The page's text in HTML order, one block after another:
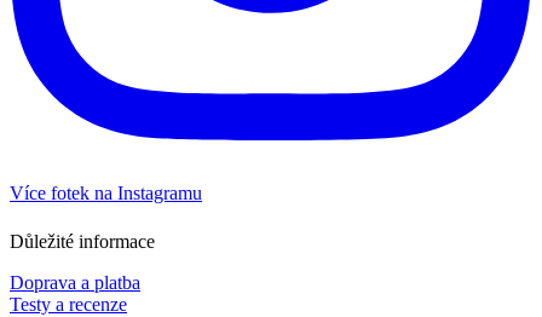
Více fotek na Instagramu
Důležité informace
Doprava a platba
Testy a recenze